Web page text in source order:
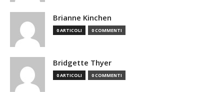
Brianne Kinchen
0 ARTICOLI 0 COMMENTI
Bridgette Thyer
0 ARTICOLI 0 COMMENTI